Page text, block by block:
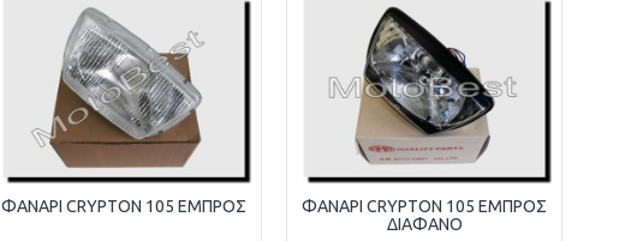
ΦΑΝΑΡΙ CRYPTON 105 ΕΜΠΡΟΣ
ΦΑΝΑΡΙ CRYPTON 105 ΕΜΠΡΟΣ
ΔΙΑΦΑΝΟ